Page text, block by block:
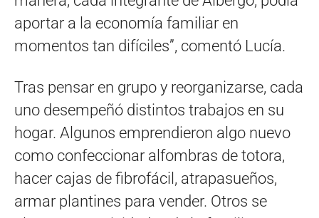
aportar a la economía familiar en
momentos tan difíciles”, comentó Lucía.
Tras pensar en grupo y reorganizarse, cada
uno desempeñó distintos trabajos en su
hogar. Algunos emprendieron algo nuevo
como confeccionar alfombras de totora,
hacer cajas de fibrofácil, atrapasueños,
armar plantines para vender. Otros se